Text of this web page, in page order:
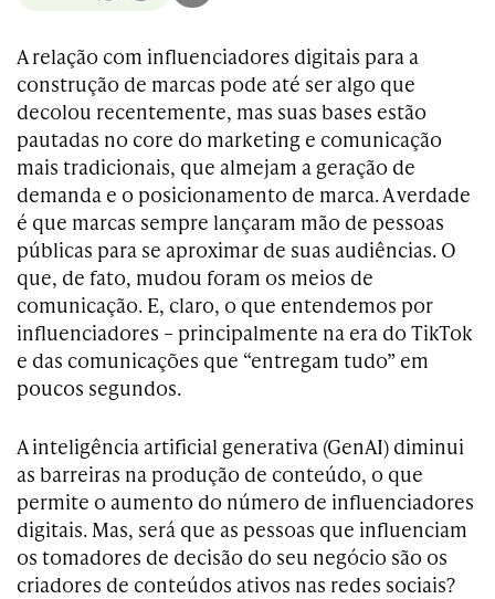
A relação com influenciadores digitais para a
construção de marcas pode até ser algo que
decolou recentemente, mas suas bases estão
pautadas no core do marketing e comunicação
mais tradicionais, que almejam a geração de
demanda e o posicionamento de marca. A verdade
é que marcas sempre lançaram mão de pessoas
públicas para se aproximar de suas audiências. O
que, de fato, mudou foram os meios de
comunicação. E, claro, o que entendemos por
influenciadores – principalmente na era do TikTok
e das comunicações que “entregam tudo” em
poucos segundos.
A inteligência artificial generativa (GenAI) diminui
as barreiras na produção de conteúdo, o que
permite o aumento do número de influenciadores
digitais. Mas, será que as pessoas que influenciam
os tomadores de decisão do seu negócio são os
criadores de conteúdos ativos nas redes sociais?